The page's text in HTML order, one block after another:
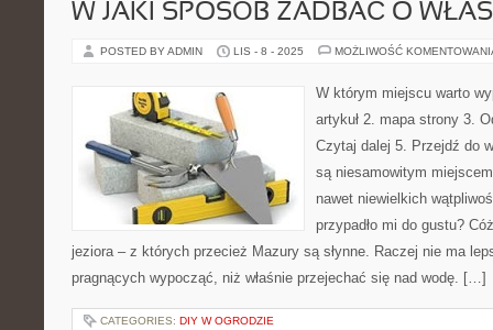
W JAKI SPOSÓB ZADBAĆ O
POSTED BY ADMIN LIS - 8 - 2025 MOŻLIWOŚĆ
W którym miejscu warto
artykuł 2. mapa strony 3.
Czytaj dalej 5. Przejdź do
są niesamowitym
nawet niewielkich
przypadło mi do gustu?
jeziora – z których przecież Mazury są słynne. Raczej nie ma
pragnących wypocząć, niż właśnie przejechać się nad wodę. […]
CATEGORIES: DIY W OGRODZIE